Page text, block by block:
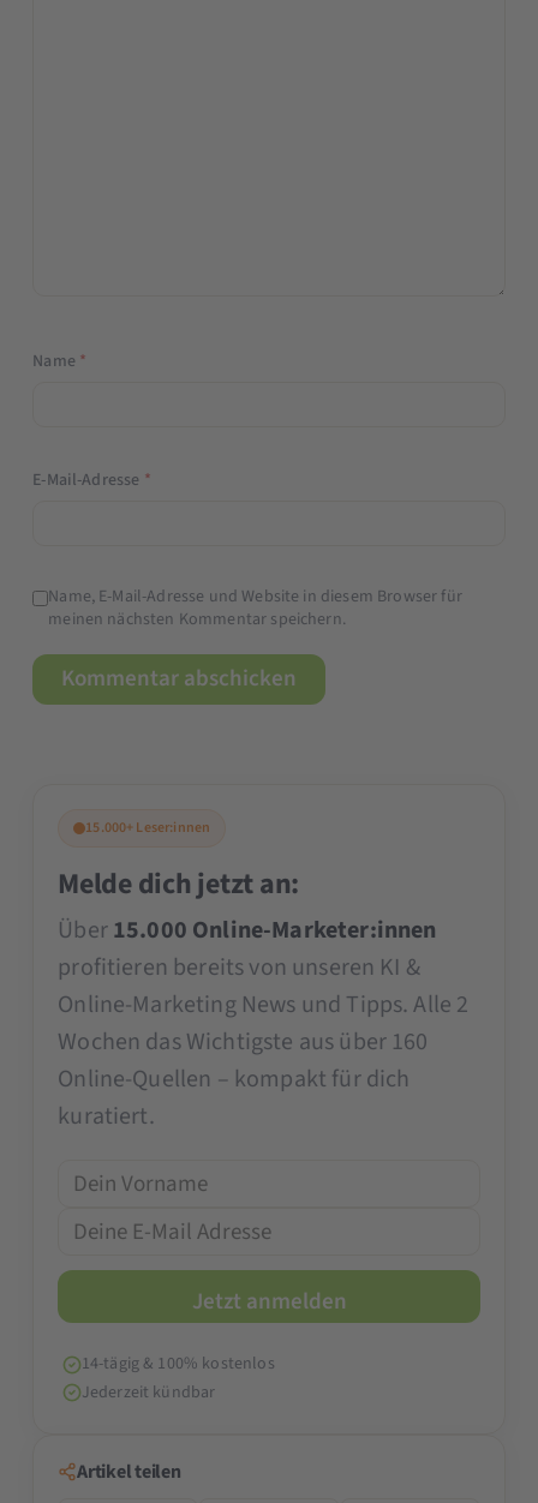
Name *
E-Mail-Adresse *
Name, E-Mail-Adresse und Website in diesem Browser für
meinen nächsten Kommentar speichern.
15.000+ Leser:innen
Melde dich jetzt an:
Über15.000 Online-Marketer:innen
profitieren bereits von unseren KI &
Online-Marketing News und Tipps. Alle 2
Wochen das Wichtigste aus über 160
Online-Quellen – kompakt für dich
kuratiert.
14-tägig & 100% kostenlos
Jederzeit kündbar
Artikel teilen